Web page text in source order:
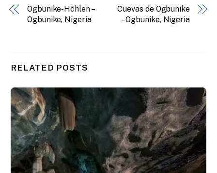
Ogbunike-Höhlen –
Ogbunike, Nigeria
Cuevas de Ogbunike
– Ogbunike, Nigeria
RELATED POSTS